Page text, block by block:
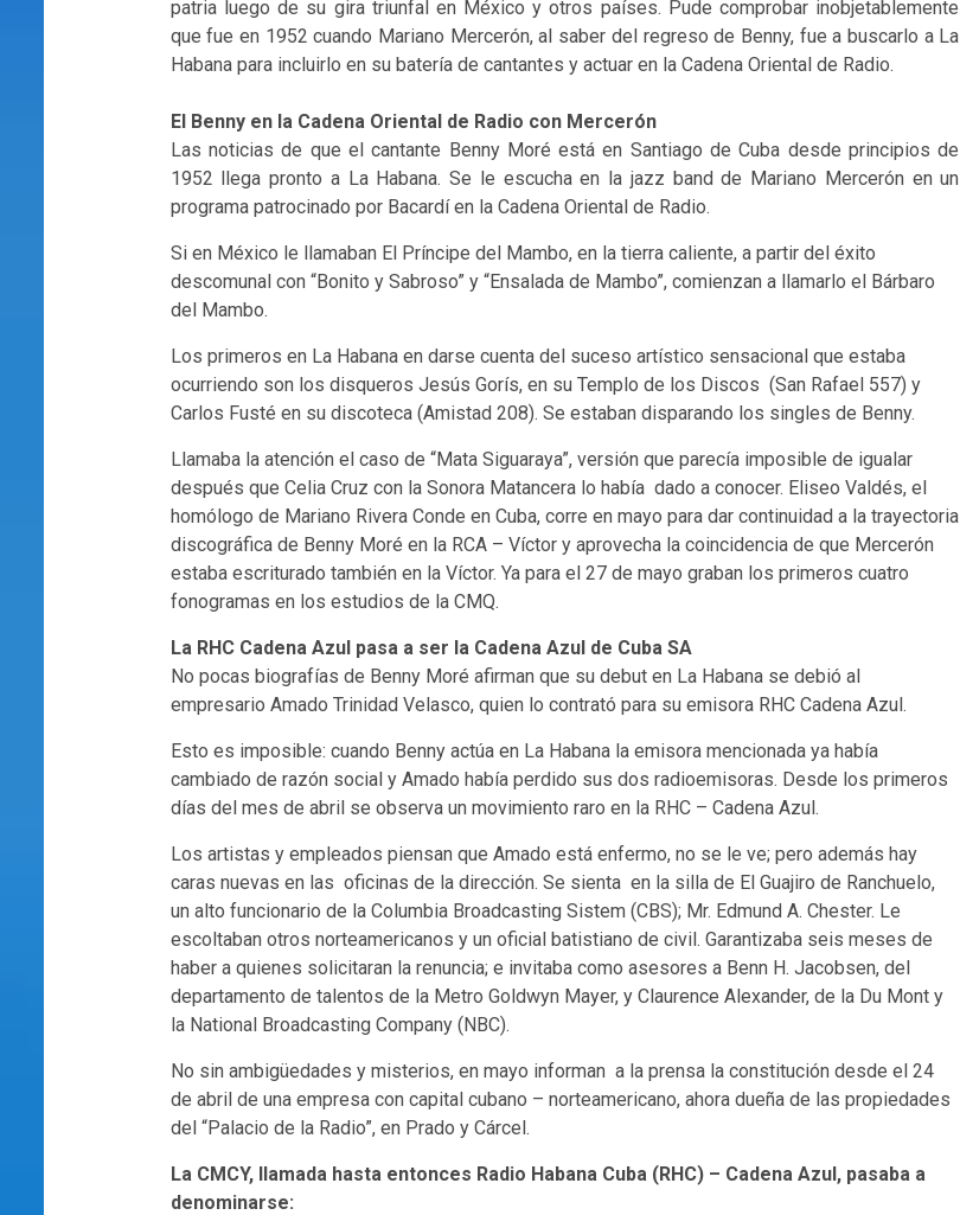
patria luego de su gira triunfal en México y otros países. Pude comprobar inobjetablemente
que fue en 1952 cuando Mariano Mercerón, al saber del regreso de Benny, fue a buscarlo a La
Habana para incluirlo en su batería de cantantes y actuar en la Cadena Oriental de Radio.
El Benny en la Cadena Oriental de Radio con Mercerón
Las noticias de que el cantante Benny Moré está en Santiago de Cuba desde principios de
1952 llega pronto a La Habana. Se le escucha en la jazz band de Mariano Mercerón en un
programa patrocinado por Bacardí en la Cadena Oriental de Radio.
Si en México le llamaban El Príncipe del Mambo, en la tierra caliente, a partir del éxito
descomunal con “Bonito y Sabroso” y “Ensalada de Mambo”, comienzan a llamarlo el Bárbaro
del Mambo.
Los primeros en La Habana en darse cuenta del suceso artístico sensacional que estaba
ocurriendo son los disqueros Jesús Gorís, en su Templo de los Discos (San Rafael 557) y
Carlos Fusté en su discoteca (Amistad 208). Se estaban disparando los singles de Benny.
Llamaba la atención el caso de “Mata Siguaraya”, versión que parecía imposible de igualar
después que Celia Cruz con la Sonora Matancera lo había dado a conocer. Eliseo Valdés, el
homólogo de Mariano Rivera Conde en Cuba, corre en mayo para dar continuidad a la trayectoria
discográfica de Benny Moré en la RCA – Víctor y aprovecha la coincidencia de que Mercerón
estaba escriturado también en la Víctor. Ya para el 27 de mayo graban los primeros cuatro
fonogramas en los estudios de la CMQ.
La RHC Cadena Azul pasa a ser la Cadena Azul de Cuba SA
No pocas biografías de Benny Moré afirman que su debut en La Habana se debió al
empresario Amado Trinidad Velasco, quien lo contrató para su emisora RHC Cadena Azul.
Esto es imposible: cuando Benny actúa en La Habana la emisora mencionada ya había
cambiado de razón social y Amado había perdido sus dos radioemisoras. Desde los primeros
días del mes de abril se observa un movimiento raro en la RHC – Cadena Azul.
Los artistas y empleados piensan que Amado está enfermo, no se le ve; pero además hay
caras nuevas en las oficinas de la dirección. Se sienta en la silla de El Guajiro de Ranchuelo,
un alto funcionario de la Columbia Broadcasting Sistem (CBS); Mr. Edmund A. Chester. Le
escoltaban otros norteamericanos y un oficial batistiano de civil. Garantizaba seis meses de
haber a quienes solicitaran la renuncia; e invitaba como asesores a Benn H. Jacobsen, del
departamento de talentos de la Metro Goldwyn Mayer, y Claurence Alexander, de la Du Mont y
la National Broadcasting Company (NBC).
No sin ambigüedades y misterios, en mayo informan a la prensa la constitución desde el 24
de abril de una empresa con capital cubano – norteamericano, ahora dueña de las propiedades
del “Palacio de la Radio”, en Prado y Cárcel.
La CMCY, llamada hasta entonces Radio Habana Cuba (RHC) – Cadena Azul, pasaba a
denominarse: